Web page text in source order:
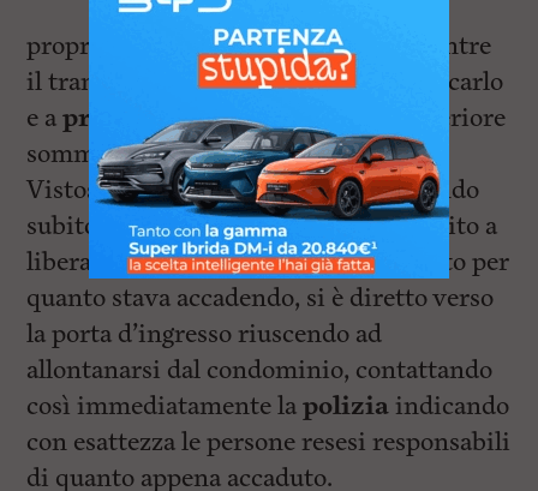
propria sensualità, lo ha raggirato mentre
il transessuale è riuscito invece a bloccarlo
e aprelevargli dal portafoglio
l’ulteriore
somma di100 euro.
Vistosi fisicamente sopraffatto e avendo
subito alcune percosse, l’uomo è riuscito a
liberarsi dalla costrizione e, spaventato per
quanto stava accadendo, si è diretto verso
la porta d’ingresso riuscendo ad
allontanarsi dal condominio, contattando
così immediatamente lapolizia indicando
con esattezza le persone resesi responsabili
di quanto appena accaduto.